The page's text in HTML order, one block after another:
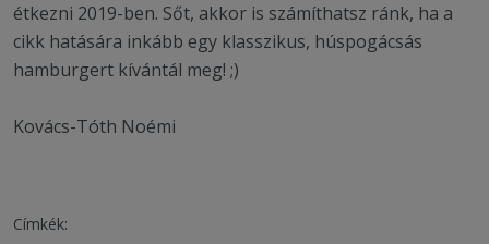
étkezni 2019-ben. Sőt, akkor is számíthatsz ránk, ha a
cikk hatására inkább egy klasszikus, húspogácsás
hamburgert kívántál meg! ;)
Kovács-Tóth Noémi
Címkék: